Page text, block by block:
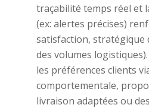
traçabilité temps réel et
(ex: alertes précises)
satisfaction, stratégique
des volumes
les préférences clients
comportementale,
livraison adaptées ou